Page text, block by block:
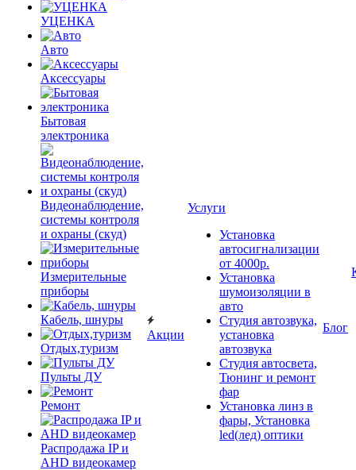
УЦЕНКА
Авто
Аксессуары
Бытовая
электроника
Видеонаблюдение,
системы контроля
и охраны (скуд)
Измерительные
приборы
Кабель, шнуры
Отдых,туризм
Пульты ДУ
Ремонт
Распродажа IP и
AHD видеокамер
Акции
Услуги
Установка
автосигнализации
от 4000р.
Установка
шумоизоляции в
авто
Студия автозвука,
установка
автозвука
Студия автосвета,
Тюнинг и ремонт
фар
Установка линз в
фары, Установка
led(лед) оптики
Блог